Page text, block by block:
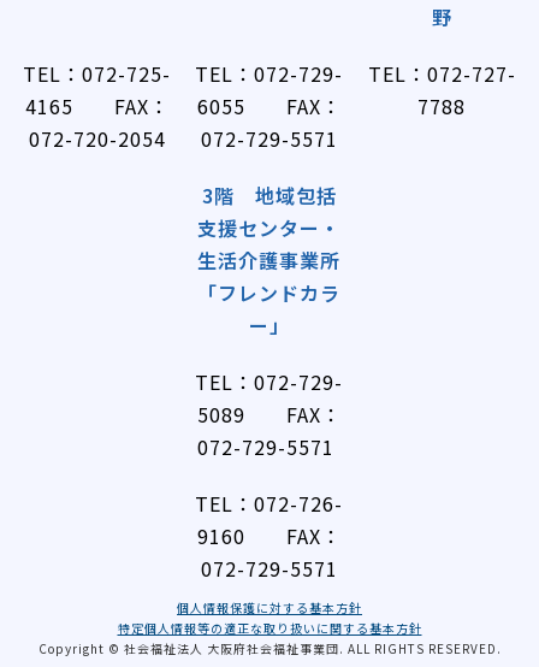
野
TEL：072-725-
4165 FAX：
072-720-2054
TEL：072-729-
6055 FAX：
072-729-5571
TEL：072-727-
7788
3階 地域包括
支援センター・
生活介護事業所
「フレンドカラ
ー」
TEL：072-729-
5089 FAX：
072-729-5571
TEL：072-726-
9160 FAX：
072-729-5571
個人情報保護に対する基本方針
特定個人情報等の適正な取り扱いに関する基本方針
Copyright © 社会福祉法人 大阪府社会福祉事業団. ALL RIGHTS RESERVED.